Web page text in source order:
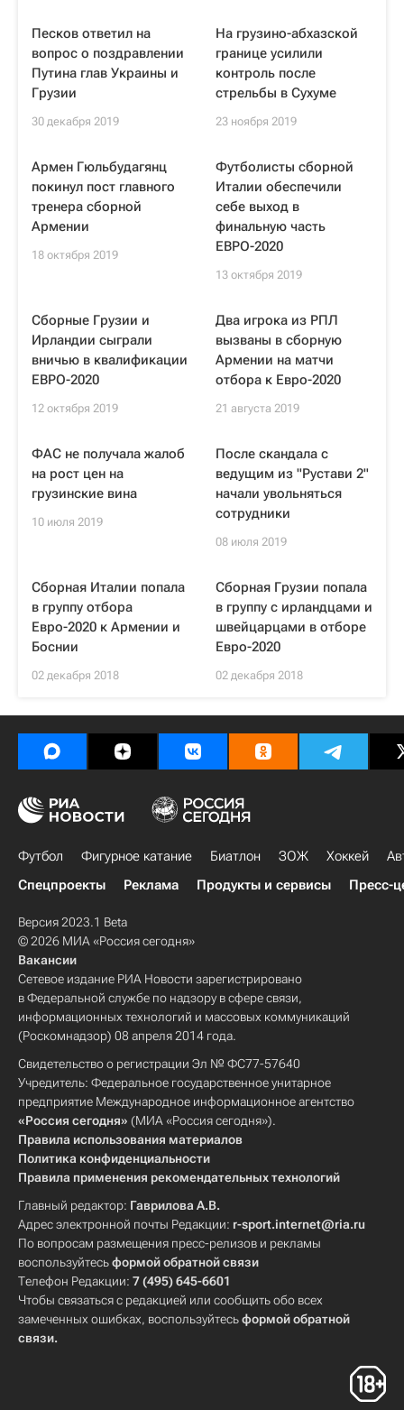
Песков ответил на
вопрос о поздравлении
Путина глав Украины и
Грузии
30 декабря 2019
На грузино-абхазской
границе усилили
контроль после
стрельбы в Сухуме
23 ноября 2019
Армен Гюльбудагянц
покинул пост главного
тренера сборной
Армении
18 октября 2019
Футболисты сборной
Италии обеспечили
себе выход в
финальную часть
ЕВРО-2020
13 октября 2019
Сборные Грузии и
Ирландии сыграли
вничью в квалификации
ЕВРО-2020
12 октября 2019
Два игрока из РПЛ
вызваны в сборную
Армении на матчи
отбора к Евро-2020
21 августа 2019
ФАС не получала жалоб
на рост цен на
грузинские вина
10 июля 2019
После скандала с
ведущим из "Рустави 2"
начали увольняться
сотрудники
08 июля 2019
Сборная Италии попала
в группу отбора
Евро-2020 к Армении и
Боснии
02 декабря 2018
Сборная Грузии попала
в группу с ирландцами и
швейцарцами в отборе
Евро-2020
02 декабря 2018
Футбол Фигурное катание Биатлон ЗОЖ Хоккей
Спецпроекты
Реклама Продукты и сервисы Пресс-
Версия 2023.1 Beta
© 2026 МИА «Россия сегодня»
Вакансии
Сетевое издание РИА Новости зарегистрировано
в Федеральной службе по надзору в сфере связи,
информационных технологий и массовых коммуникаций
(Роскомнадзор) 08 апреля 2014 года.
Свидетельство о регистрации Эл № ФС77-57640
Учредитель: Федеральное государственное унитарное
предприятие Международное информационное агентство
«Россия сегодня» (МИА «Россия сегодня»).
Правила использования материалов
Политика конфиденциальности
Правила применения рекомендательных технологий
Главный редактор: Гаврилова А.В.
Адрес электронной почты Редакции: r-sport.internet@ria.ru
По вопросам размещения пресс-релизов и рекламы
воспользуйтесьформой обратной связи
Телефон Редакции: 7 (495) 645-6601
Чтобы связаться с редакцией или сообщить обо всех
замеченных ошибках, воспользуйтесьформой обратной
связи.